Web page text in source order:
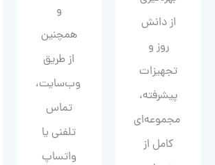
از دانش
روز و
تجهیزات
پیشرفته،
مجموعه‌ای
کامل از
و
همچنین
از طریق
وب‌سایت،
تماس
تلفنی یا
واتساپ